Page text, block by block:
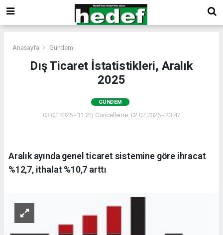
Anasayfa Gündem
Dış Ticaret İstatistikleri, Aralık
2025
GÜNDEM
03.02.2026 - 11:20, Güncelleme: 02.02.2026 - 23:47
Aralık ayında genel ticaret sistemine göre ihracat
%12,7, ithalat %10,7 arttı